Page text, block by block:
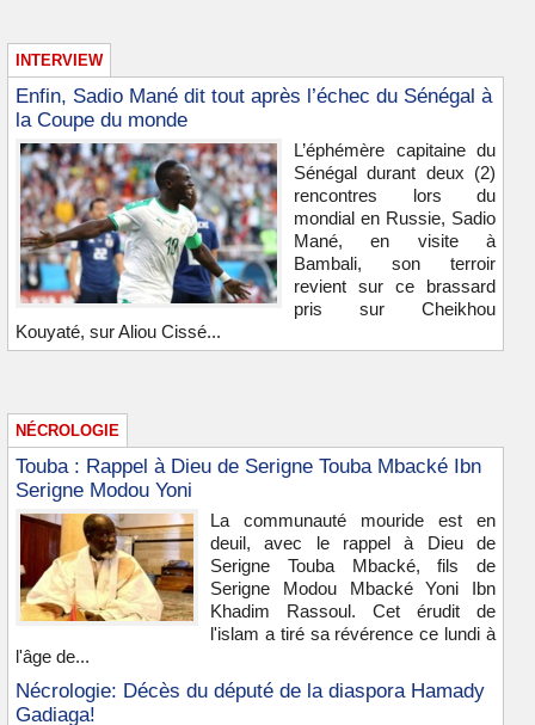
INTERVIEW
Enfin, Sadio Mané dit tout après l’échec du Sénégal à
la Coupe du monde
L’éphémère capitaine du
Sénégal durant deux (2)
rencontres lors du
mondial en Russie, Sadio
Mané, en visite à
Bambali, son terroir
revient sur ce brassard
pris sur Cheikhou
Kouyaté, sur Aliou Cissé...
NÉCROLOGIE
Touba : Rappel à Dieu de Serigne Touba Mbacké Ibn
Serigne Modou Yoni
La communauté mouride est en
deuil, avec le rappel à Dieu de
Serigne Touba Mbacké, fils de
Serigne Modou Mbacké Yoni Ibn
Khadim Rassoul. Cet érudit de
l'islam a tiré sa révérence ce lundi à
l'âge de...
Nécrologie: Décès du député de la diaspora Hamady
Gadiaga!